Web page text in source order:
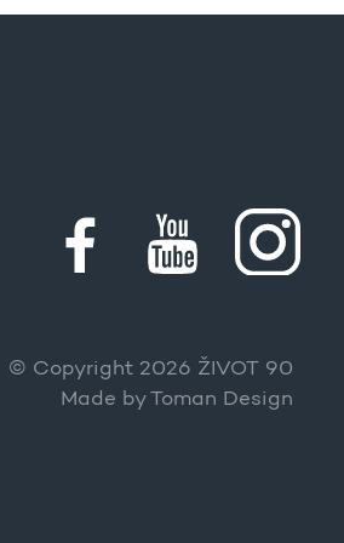
© Copyright 2026 ŽIVOT 90
Made byToman Design